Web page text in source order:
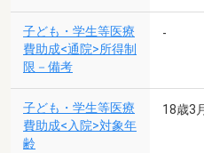
子ども・学生等医療
費助成<通院>所得制
限－備考
-
子ども・学生等医療
費助成<入院>対象年
齢
18歳3